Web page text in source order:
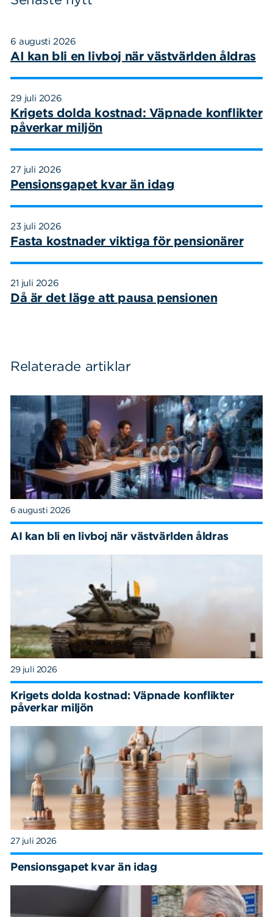
6 augusti 2026
AI kan bli en livboj när västvärlden åldras
29 juli 2026
Krigets dolda kostnad: Väpnade konflikter
påverkar miljön
27 juli 2026
Pensionsgapet kvar än idag
23 juli 2026
Fasta kostnader viktiga för pensionärer
21 juli 2026
Då är det läge att pausa pensionen
Relaterade artiklar
6 augusti 2026
AI kan bli en livboj när västvärlden åldras
29 juli 2026
Krigets dolda kostnad: Väpnade konflikter
påverkar miljön
27 juli 2026
Pensionsgapet kvar än idag
Sök på sidan:Sök